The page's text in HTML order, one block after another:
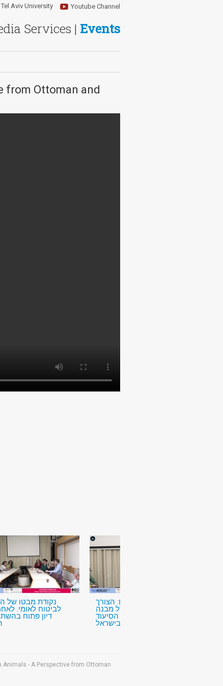
Services | Events
Youtube Channel
Tel Aviv University
from Ottoman and
נקודת מבטו של
לביטוח לאומי.
דיון פתוח
אינטרס המטופלים: הצורך
בשינוי מהיסוד של מבנה
ההעסקה של עובדי הסיעוד
בישראל
Animals - A Perspective from Ottoman